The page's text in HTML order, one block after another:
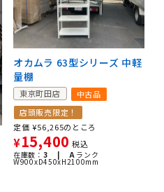
オカムラ 63型シリーズ 中軽
量棚
東京町田店
中古品
店頭販売限定！
定価 ¥56,265のところ
¥15,400 税込
在庫数： 3 | Aランク
W900xD450xH2100mm